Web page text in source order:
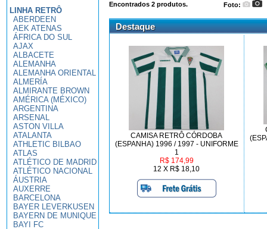
LINHA RETRÔ
ABERDEEN
AEK ATENAS
ÁFRICA DO SUL
AJAX
ALBACETE
ALEMANHA
ALEMANHA ORIENTAL
ALMERÍA
ALMIRANTE BROWN
AMÉRICA (MÉXICO)
ARGENTINA
ARSENAL
ASTON VILLA
ATALANTA
ATHLETIC BILBAO
ATLAS
ATLÉTICO DE MADRID
ATLÉTICO NACIONAL
ÁUSTRIA
AUXERRE
BARCELONA
BAYER LEVERKUSEN
BAYERN DE MUNIQUE
BAYI FC
Encontrados 2 produtos. Foto:
Destaque
CAMISA RETRÔ CÓRDOBA
(ESPANHA) 1996 / 1997 - UNIFORME
1
R$ 174,99
12 X R$ 18,10